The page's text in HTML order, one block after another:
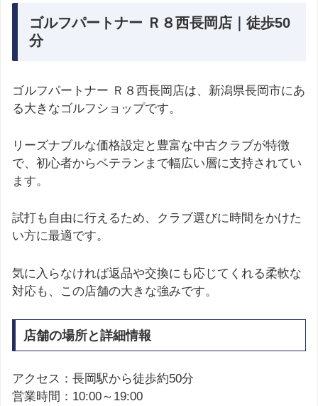
ゴルフパートナー Ｒ８西長岡店｜徒歩50
分
ゴルフパートナー Ｒ８西長岡店は、新潟県長岡市にあ
る大きなゴルフショップです。
リーズナブルな価格設定と豊富な中古クラブが特徴
で、初心者からベテランまで幅広い層に支持されてい
ます。
試打も自由に行えるため、クラブ選びに時間をかけた
い方に最適です。
気に入らなければ返品や交換にも応じてくれる柔軟な
対応も、この店舗の大きな強みです。
店舗の場所と詳細情報
アクセス：長岡駅から徒歩約50分
営業時間：10:00～19:00